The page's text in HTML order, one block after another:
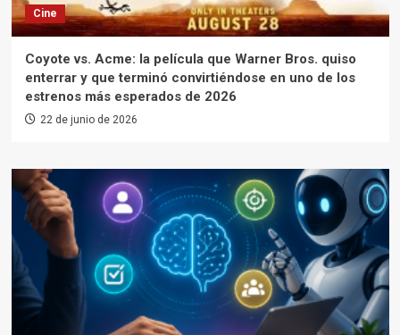
Cine
Coyote vs. Acme: la película que Warner Bros. quiso
enterrar y que terminó convirtiéndose en uno de los
estrenos más esperados de 2026
22 de junio de 2026